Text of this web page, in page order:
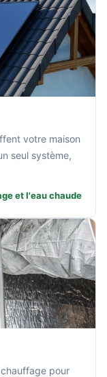
votre maison
seul système,
et l'eau chaude
pour